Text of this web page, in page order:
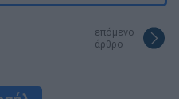
επόμενο
άρθρο